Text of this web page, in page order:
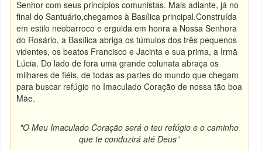
Senhor com seus princípios comunistas. Mais adiante, já no
final do Santuário,chegamos à Basílica principal.Construída
em estilo neobarroco e erguida em honra a Nossa Senhora
do Rosário, a Basílica abriga os túmulos dos três pequenos
videntes, os beatos Francisco e Jacinta e sua prima, a Irmã
Lúcia. Do lado de fora uma grande colunata abraça os
milhares de fiéis, de todas as partes do mundo que chegam
para buscar refúgio no Imaculado Coração de nossa tão boa
Mãe.
"O Meu Imaculado Coração será o teu refúgio e o caminho
que te conduzirá até Deus”